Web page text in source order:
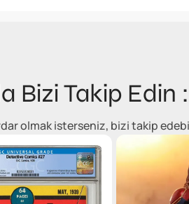
Bizi Takip Edin
olmak isterseniz, bizi takip